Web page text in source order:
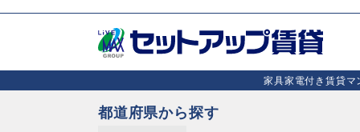
家具家電付き賃貸
都道府県から探す